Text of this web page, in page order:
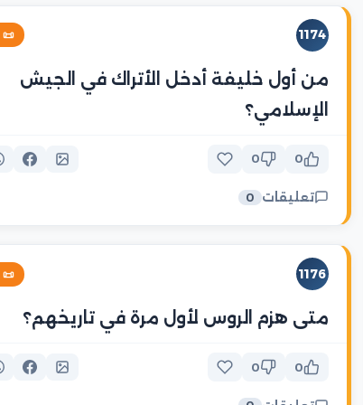
1174
📜
من أول خليفة أدخل الأتراك في الجيش
الإسلامي؟
0
0
تعليقات 0
1176
📜
متى هزم الروس لأول مرة في تاريخهم؟
0
0